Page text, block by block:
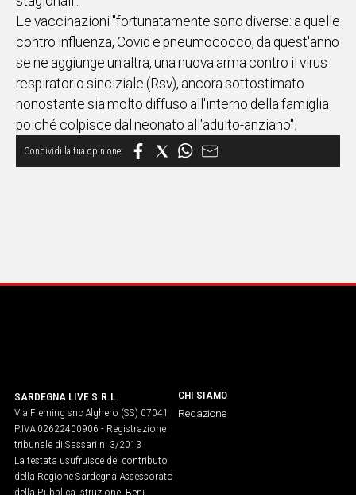
UNISCITI
AL CANALE
WHATSAPP
Social
Le vaccinazioni "fortunatamente sono diverse: a quelle
contro influenza, Covid e pneumococco, da quest'anno
se ne aggiunge un'altra, una nuova arma contro il virus
respiratorio sinciziale (Rsv), ancora sottostimato
nonostante sia molto diffuso all'interno della famiglia
poiché colpisce dal neonato all'adulto-anziano".
SARDEGNA LIVE S.R.L.
Via Fleming snc Alghero (SS) 07041
P.IVA 02622400906 - Registrazione
tribunale di Sassari n. 3/2013
La testata usufruisce del contributo
della Regione Sardegna Assessorato
della Pubblica Istruzione, Beni
CHI SIAMO
Redazione